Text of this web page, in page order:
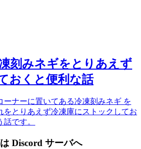
刻みネギをとりあえず
おくと便利な話
ーナーに置いてある冷凍刻みネギ を
をとりあえず冷凍庫にストックしてお
です。
Discord サーバへ